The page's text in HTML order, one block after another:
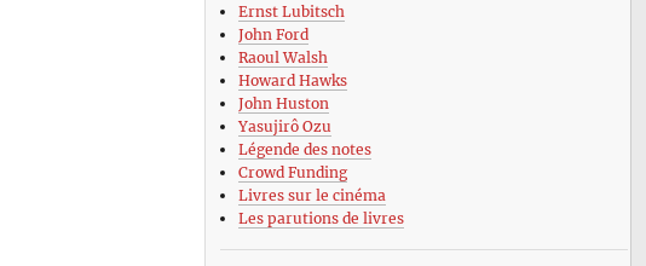
Ernst Lubitsch
John Ford
Raoul Walsh
Howard Hawks
John Huston
Yasujirô Ozu
Légende des notes
Crowd Funding
Livres sur le cinéma
Les parutions de livres